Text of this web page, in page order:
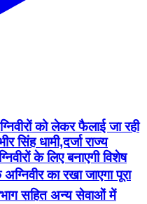
को लेकर फैलाई जा रही
सिंह धामी,दर्जा राज्य
के लिए बनाएगी विशेष
का रखा जाएगा पूरा
सहित अन्य सेवाओं में